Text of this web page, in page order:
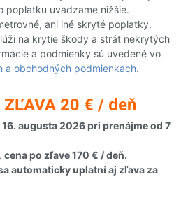
poplatku uvádzame nižšie.
ani iné skryté poplatky.
na krytie škody a strát nekrytých
a podmienky sú uvedené vo
a obchodných podmienkach.
20 € / deň
augusta 2026 pri prenájme od 7
cena po zľave 170 € / deň.
automaticky uplatní aj zľava za